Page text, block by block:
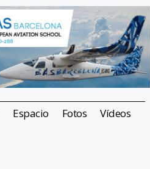
Espacio Fotos Vídeos